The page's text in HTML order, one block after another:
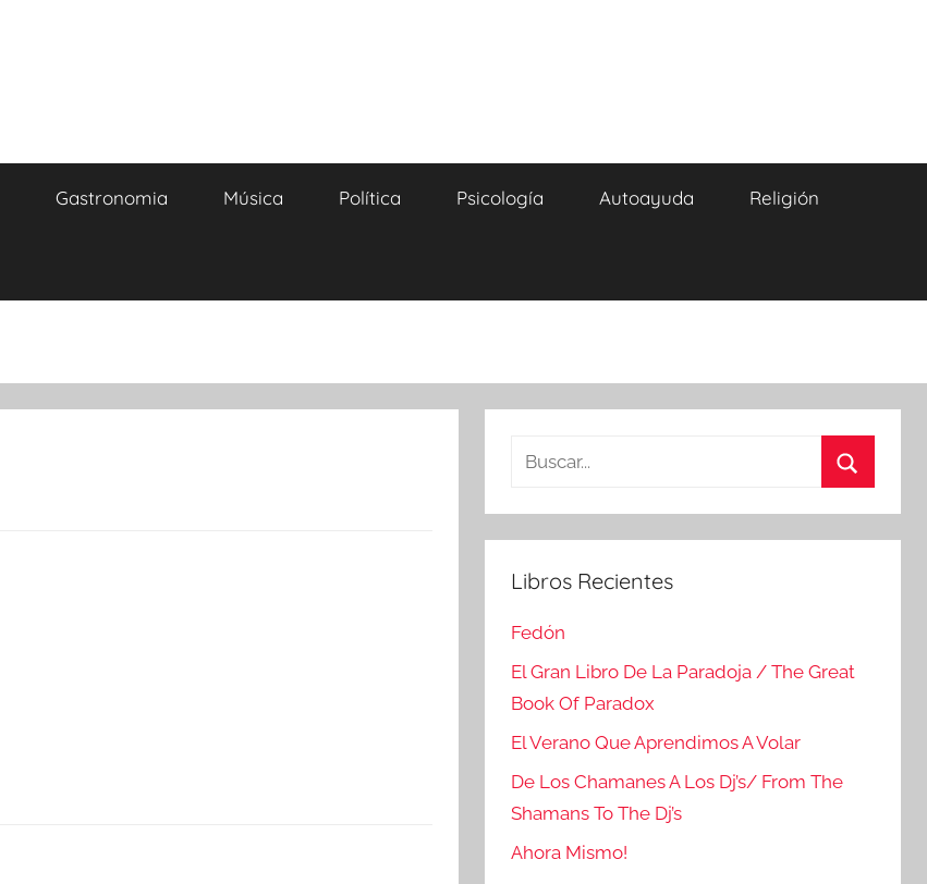
Gastronomia Música Política Psicología Autoayuda Religión
Buscar:
Libros Recientes
Fedón
El Gran Libro De La Paradoja / The Great
Book Of Paradox
El Verano Que Aprendimos A Volar
De Los Chamanes A Los Dj’s/ From The
Shamans To The Dj’s
Ahora Mismo!